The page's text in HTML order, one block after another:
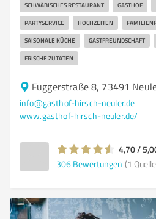
SCHWÄBISCHES RESTAURANT GASTHOF
PARTYSERVICE HOCHZEITEN
SAISONALE KÜCHE GASTFREUNDSCHAFT
FRISCHE ZUTATEN
Fuggerstraße 8, 73491
info@gasthof-hirsch-neuler.de
www.gasthof-hirsch-neuler.de/
4,70 /
306 Bewertungen (1